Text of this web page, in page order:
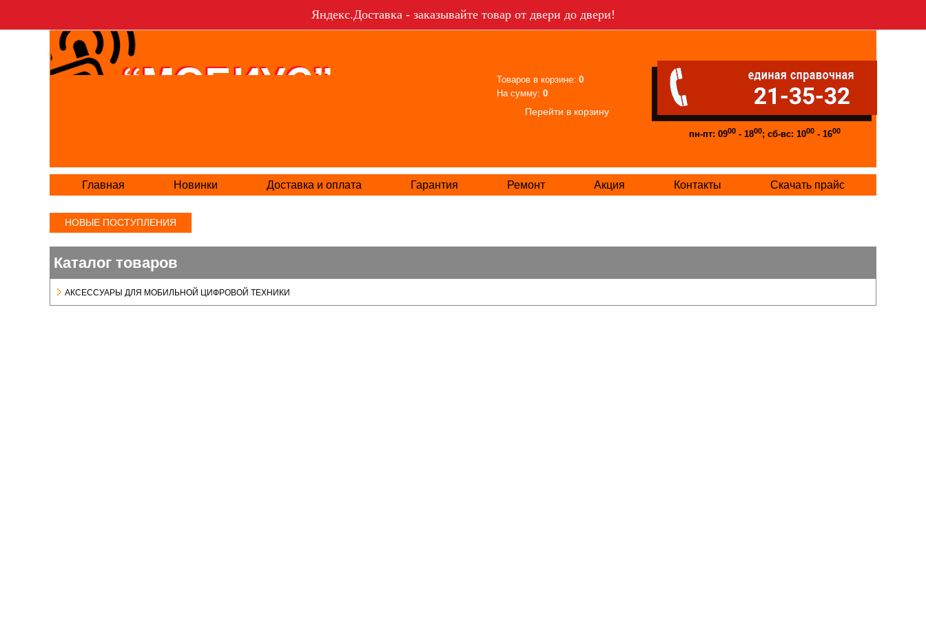
Яндекс.Доставка - заказывайте товар от двери до двери!
Товаров в корзине: 0
На сумму: 0
Перейти в корзину
пн-пт: 0900- 1800; сб-вс: 1000- 1600
Главная Новинки Доставка и оплата Гарантия Ремонт Акция Контакты Скачать прайс
НОВЫЕ ПОСТУПЛЕНИЯ
Каталог товаров
АКСЕСCУАРЫ ДЛЯ МОБИЛЬНОЙ ЦИФРОВОЙ ТЕХНИКИ